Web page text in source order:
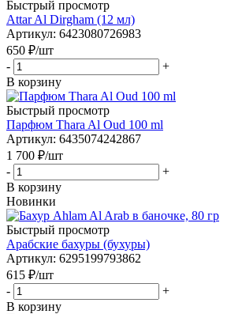
Быстрый просмотр
Attar Al Dirgham (12 мл)
Артикул: 6423080726983
650 ₽/шт
-
+
В корзину
Быстрый просмотр
Парфюм Thara Al Oud 100 ml
Артикул: 6435074242867
1 700 ₽/шт
-
+
В корзину
Новинки
Быстрый просмотр
Арабские бахуры (бухуры)
Артикул: 6295199793862
615 ₽/шт
-
+
В корзину